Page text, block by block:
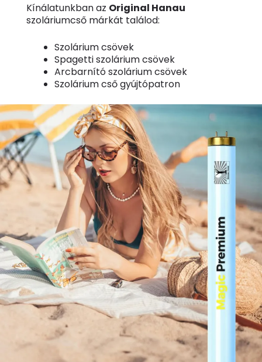
Kínálatunkban az Original Hanau
szoláriumcső márkát találod:
Szolárium csövek
Spagetti szolárium csövek
Arcbarnító szolárium csövek
Szolárium cső gyújtópatron